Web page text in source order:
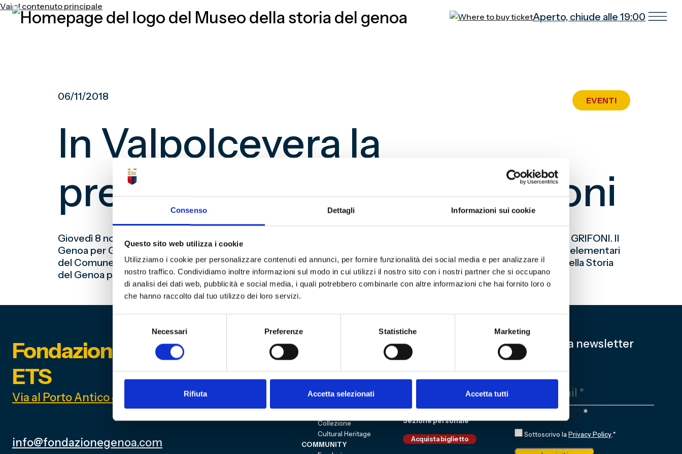
Consenso Dettagli Informazioni sui cookie
Questo sito web utilizza i cookie
Utilizziamo i cookie per personalizzare contenuti ed annunci, per fornire funzionalità dei social media e per analizzare il
nostro traffico. Condividiamo inoltre informazioni sul modo in cui utilizzi il nostro sito con i nostri partner che si occupano
di analisi dei dati web, pubblicità e social media, i quali potrebbero combinarle con altre informazioni che hai fornito loro o
che hanno raccolto dal tuo utilizzo dei loro servizi.
Necessari Preferenze Statistiche Marketing
Rifiuta Accetta selezionati Accetta tutti
Vai al contenuto principale
Aperto, chiude alle 19:00
06/11/2018 EVENTI
In Valpolcevera la
presentazione del libro Grifoni
Giovedì 8 novembre 2018 presso l’Istituto Comprensivo Teglia – Scuola Elsa Morante si terrà la presentazione di GRIFONI. Il
Genoa per Genova una bellissima storia in comune. Il libro verrà distribuito gratuitamente a tutti i bambini delle V elementari
del Comune di Genova e Provincia. Il libretto, nasce dalla realizzazione del video omonimo, all’interno del Museo della Storia
del Genoa presso la Palazzina San Giobatta. L’iniziativa è aperta agli organi di stampa.
Fondazione Genoa 1893
ETS
Via al Porto Antico 4 | 16128 Genova
info@fondazionegenoa.com
VISITA
ESPLORA
Mostre e percorsi
Collezione
Cultural Heritage
COMMUNITY
Education
Shop
Carrello
Sezione personale
Acquista biglietto
Iscriviti alla newsletter
EMAIL*
CONSENSO*
Sottoscrivo la Privacy Policy.*